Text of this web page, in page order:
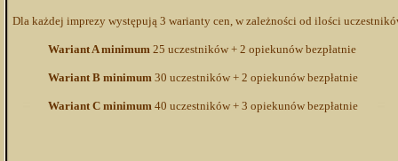
Dla każdej imprezy występują 3 warianty cen, w zależności od ilości
Wariant A minimum 25 uczestników + 2 opiekunów bezpłatnie
Wariant B minimum 30 uczestników + 2 opiekunów bezpłatnie
Wariant C minimum 40 uczestników + 3 opiekunów bezpłatnie